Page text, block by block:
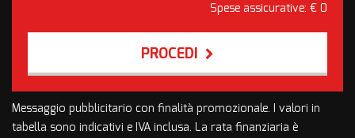
Spese assicurative: € 0
PROCEDI
Contattaci
Messaggio pubblicitario con finalità promozionale. I valori in
tabella sono indicativi e IVA inclusa. La rata finanziaria è